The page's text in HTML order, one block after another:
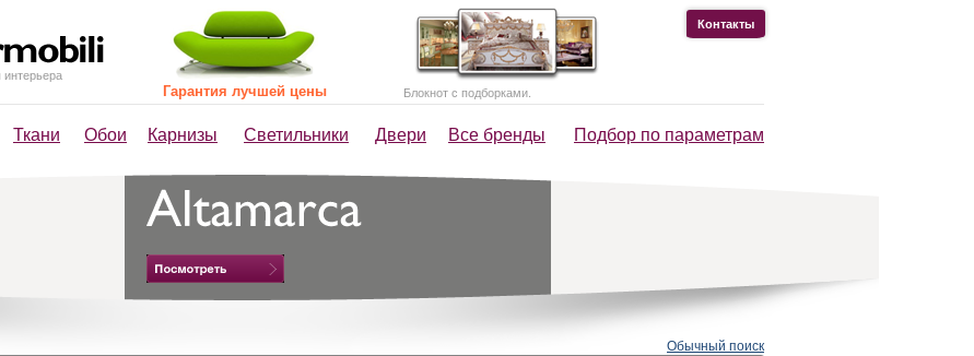
Ткани Обои Карнизы Светильники Двери Все бренды Подбор по параметрам
Контакты
Гарантия лучшей цены Блокнот с подборками.
Обычный поиск